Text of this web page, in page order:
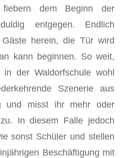
dem Beginn der
entgegen. Endlich
herein, die Tür wird
kann beginnen. So weit,
der Waldorfschule wohl
Szenerie aus
und misst ihr mehr oder
In diesem Falle jedoch
sonst Schüler und stellen
Beschäftigung mit